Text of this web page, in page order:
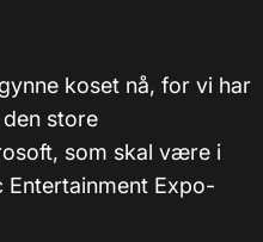
koset nå, for vi har
store
som skal være i
Expo-